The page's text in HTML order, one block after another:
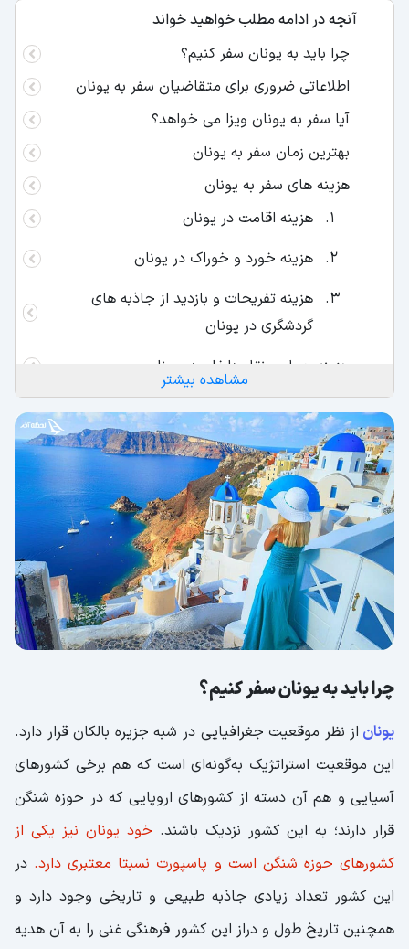
آنچه در ادامه مطلب خواهید خواند
چرا باید به یونان سفر کنیم؟
اطلاعاتی ضروری برای متقاضیان سفر به یونان
آیا سفر به یونان ویزا می خواهد؟
بهترین زمان سفر به یونان
هزینه های سفر به یونان
هزینه اقامت در یونان
هزینه خورد و خوراک در یونان
هزینه تفریحات و بازدید از جاذبه های
گردشگری در یونان
هزینه حمل و نقل داخلی در یونان
اجاره خودرو یا استفاده از تاکسی
جا به‌جایی بین شهری با کشتی در یونان
در طول سفر به یونان از کدام شهرها دیدن کنیم؟
آتن؛ بازدید از تاریخ و اسطوره
جزیره سانتورینی؛ نگینی در دریای اژه
پاتراس؛ سومین شهر پرجمعیت در یونان
معرفی جاهای دیدنی یونان
ساحل میتروس (Mytros Beach)
تئاتر باستانی اودئون هرودس آتیکوس
(Odeon Of Herodes Atticus)
سایر جاذبه‌ های گردشگری یونان
مشاهده بیشتر
چرا باید به یونان سفر کنیم؟
یونان از نظر موقعیت جغرافیایی در شبه جزیره بالکان قرار دارد.
این موقعیت استراتژیک به‌گونه‌ای است که هم برخی کشورهای
آسیایی و هم آن دسته از کشورهای اروپایی که در حوزه شنگن
قرار دارند؛ به این کشور نزدیک باشند. خود یونان نیز یکی از
کشورهای حوزه شنگن است و پاسپورت نسبتا معتبری دارد. در
این کشور تعداد زیادی جاذبه طبیعی و تاریخی وجود دارد و
همچنین تاریخ طول و دراز این کشور فرهنگی غنی را به آن هدیه